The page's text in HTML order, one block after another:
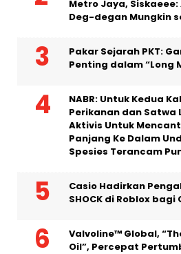
Pemeran Film Dewasa
Deg-degan Mungkin
Penting dalam “Long
NABR: Untuk Kedua
Perikanan dan Satwa
Aktivis Untuk
Spesies Terancam
SHOCK di Roblox bagi